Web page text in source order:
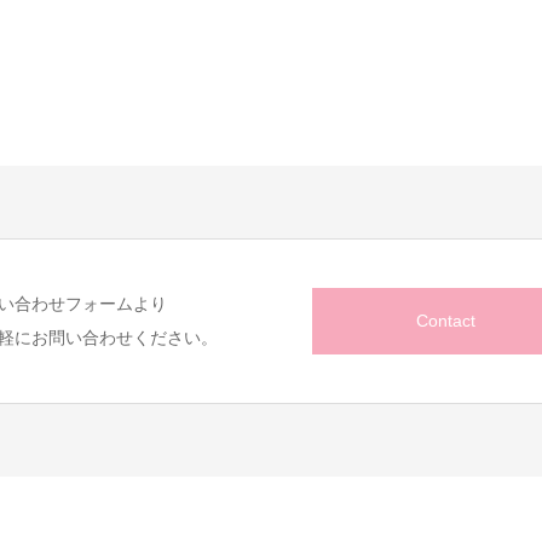
合わせフォームより
にお問い合わせください。
Contact